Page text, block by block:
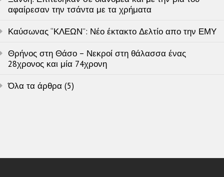
αφαίρεσαν την τσάντα με τα χρήματα
Καύσωνας “ΚΛΕΩΝ”: Νέο έκτακτο Δελτίο απο την ΕΜΥ
Θρήνος στη Θάσο – Νεκροί στη θάλασσα ένας
28χρονος και μία 74χρονη
Όλα τα άρθρα (5)